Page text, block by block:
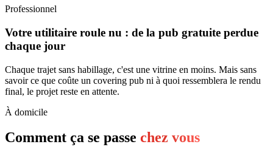
Professionnel
Votre utilitaire roule nu : de la pub gratuite perdue
chaque jour
Chaque trajet sans habillage, c'est une vitrine en moins. Mais sans
savoir ce que coûte un covering pub ni à quoi ressemblera le rendu
final, le projet reste en attente.
À domicile
Comment ça se passe chez vous